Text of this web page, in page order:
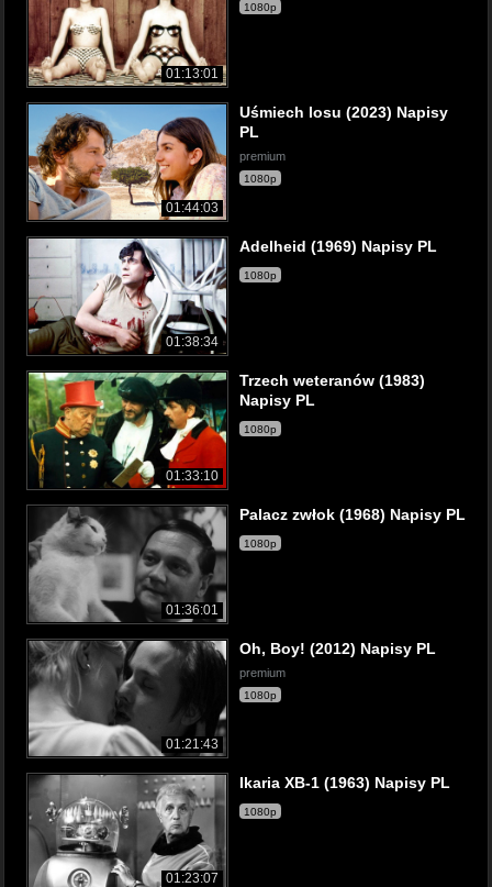
01:13:01
1080p
01:44:03
Uśmiech losu (2023) Napisy
PL
premium
1080p
01:38:34
Adelheid (1969) Napisy PL
1080p
01:33:10
Trzech weteranów (1983)
Napisy PL
1080p
01:36:01
Palacz zwłok (1968) Napisy PL
1080p
01:21:43
Oh, Boy! (2012) Napisy PL
premium
1080p
01:23:07
Ikaria XB-1 (1963) Napisy PL
1080p